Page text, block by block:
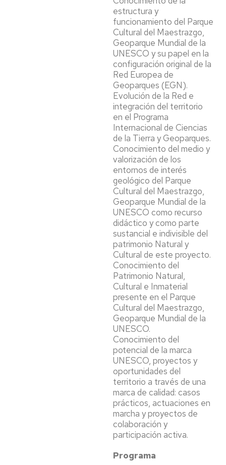
estructura y
funcionamiento del Parque
Cultural del Maestrazgo,
Geoparque Mundial de la
UNESCO y su papel en la
configuración original de la
Red Europea de
Geoparques (EGN).
Evolución de la Red e
integración del territorio
en el Programa
Internacional de Ciencias
de la Tierra y Geoparques.
Conocimiento del medio y
valorización de los
entornos de interés
geológico del Parque
Cultural del Maestrazgo,
Geoparque Mundial de la
UNESCO como recurso
didáctico y como parte
sustancial e indivisible del
patrimonio Natural y
Cultural de este proyecto.
Conocimiento del
Patrimonio Natural,
Cultural e Inmaterial
presente en el Parque
Cultural del Maestrazgo,
Geoparque Mundial de la
UNESCO.
Conocimiento del
potencial de la marca
UNESCO, proyectos y
oportunidades del
territorio a través de una
marca de calidad: casos
prácticos, actuaciones en
marcha y proyectos de
colaboración y
participación activa.
Programa